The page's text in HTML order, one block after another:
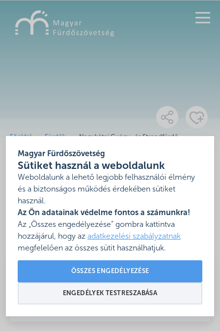
Magyar Fürdőszövetség
Sütiket használ a weboldalunk
Weboldalunk a lehető legjobb felhasználói élmény
és a biztonságos működés érdekében sütiket
használ.
Az Ön adatainak védelme fontos a számunkra!
Az „Összes engedélyezése” gombra kattintva
hozzájárul, hogy az adatkezelési szabályzatnak
megfelelően az összes sütit használhatjuk.
ÖSSZES ENGEDÉLYEZÉSE
ENGEDÉLYEK TESTRESZABÁSA
Főoldal Fürdők Nagykátai Gyógy- és Strandfürdő
Nagykátai Gyógy- és
Strandfürdő
,
Mutasd térképen